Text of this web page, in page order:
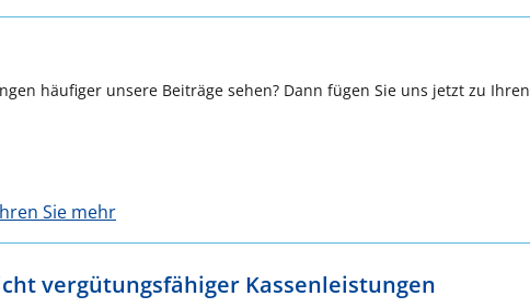
häufiger unsere Beiträge sehen? Dann fügen Sie uns jetzt zu Ihren
Sie mehr
vergütungsfähiger Kassenleistungen